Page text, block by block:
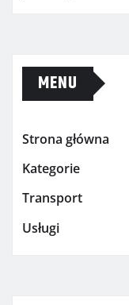
MENU
Strona główna
Kategorie
Transport
Usługi